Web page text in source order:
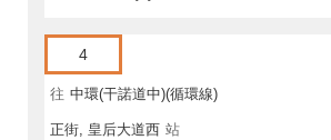
4
往 中環(干諾道中)(循環線)
正街, 皇后大道西 站